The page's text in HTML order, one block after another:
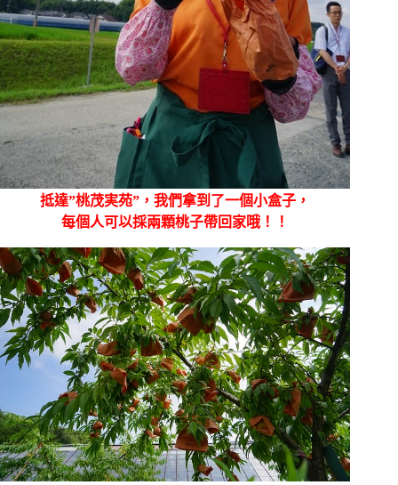
抵達”桃茂実苑”，我們拿到了一個小盒子，
每個人可以採兩顆桃子帶回家哦！！